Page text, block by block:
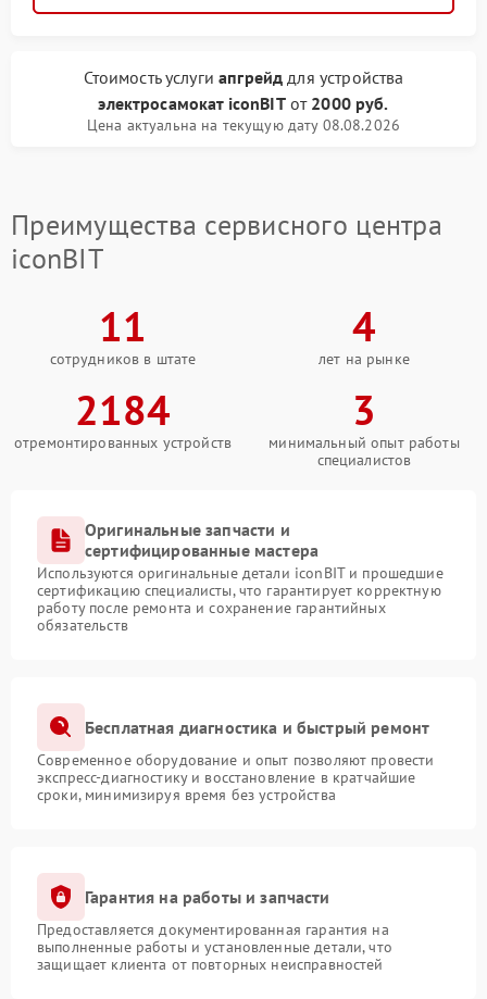
Стоимость услугиапгрейд для устройства
электросамокат iconBITот 2000 руб.
Цена актуальна на текущую дату 08.08.2026
Преимущества сервисного центра
iconBIT
11
сотрудников в штате
4
лет на рынке
2184
отремонтированных устройств
3
минимальный опыт работы
специалистов
Оригинальные запчасти и
сертифицированные мастера
Используются оригинальные детали iconBIT и прошедшие
сертификацию специалисты, что гарантирует корректную
работу после ремонта и сохранение гарантийных
обязательств
Бесплатная диагностика и быстрый ремонт
Современное оборудование и опыт позволяют провести
экспресс-диагностику и восстановление в кратчайшие
сроки, минимизируя время без устройства
Гарантия на работы и запчасти
Предоставляется документированная гарантия на
выполненные работы и установленные детали, что
защищает клиента от повторных неисправностей